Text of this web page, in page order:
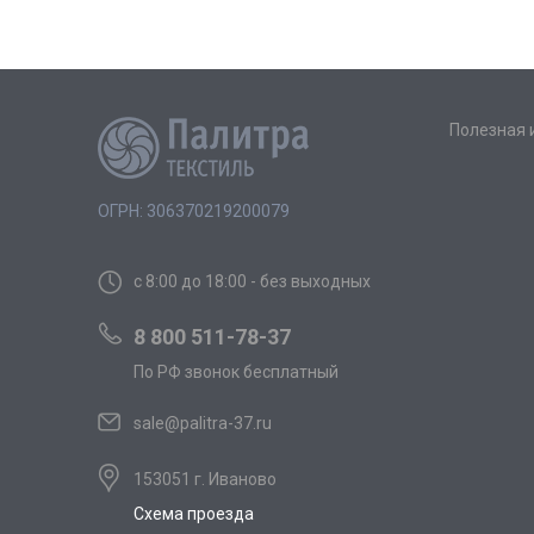
ОГРН: 306370219200079
с 8:00 до 18:00 - без выходных
8 800 511-78-37
По РФ звонок бесплатный
sale@palitra-37.ru
153051 г. Иваново
Схема проезда
Полезная